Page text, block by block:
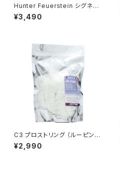
Hunter Feuerstein シグネチ
ャーストリング（イエロー） x 10
0
¥3,490
C3 プロストリング （ルーピン
グ）/ ホワイト x 100
¥2,990